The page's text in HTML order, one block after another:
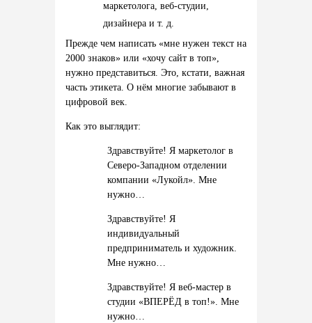
маркетолога, веб-студии,
дизайнера и т. д.
Прежде чем написать «мне нужен текст на
2000 знаков» или «хочу сайт в топ»,
нужно представиться. Это, кстати, важная
часть этикета. О нём многие забывают в
цифровой век.
Как это выглядит:
Здравствуйте! Я маркетолог в
Северо-Западном отделении
компании «Лукойл». Мне
нужно…
Здравствуйте! Я
индивидуальный
предприниматель и художник.
Мне нужно…
Здравствуйте! Я веб-мастер в
студии «ВПЕРЁД в топ!». Мне
нужно…